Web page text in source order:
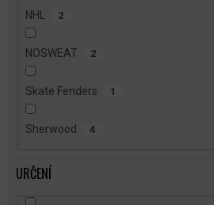
NHL 2
NOSWEAT 2
Skate Fenders 1
Sherwood 4
URČENÍ